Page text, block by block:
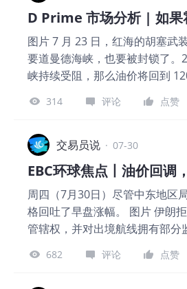
D Prime 市场分析 | 如果
图片 7 月 23 日，红海的胡塞武
要道曼德海峡，也要被封锁了
峡持续受阻，那么油价将回到
价因情绪修复而暴跌，股指、
又恢复到 80 美元的水平，但
话，那么这一次，对市场的影
可能会大于前期，因此对市场
订谅解备忘录的时间作为界限
突而直冲 120 美元，但随着双
时，7 月初，冲突再起，油价再
限的，这也是为什么后来油价迅
红海航道成为霍尔木兹海峡的
不足。今年 3 ~ 5 月，我们预
314 评论 点赞
交易员说 · 07-30
EBC环球焦点丨油价回调
周四（7月30日）尽管中东地区
格回吐了早盘涨幅。 图片 伊朗
管辖权，并对出境航线拥有部
复性打击，这可能在短暂的平
占到美国进口商品的99.4%，
682 评论 点赞